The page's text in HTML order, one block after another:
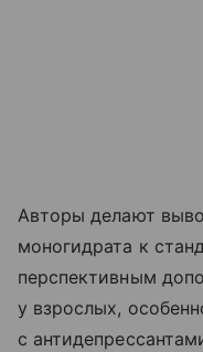
Авторы делают
моногидрата к
перспективным
у взрослых,
с